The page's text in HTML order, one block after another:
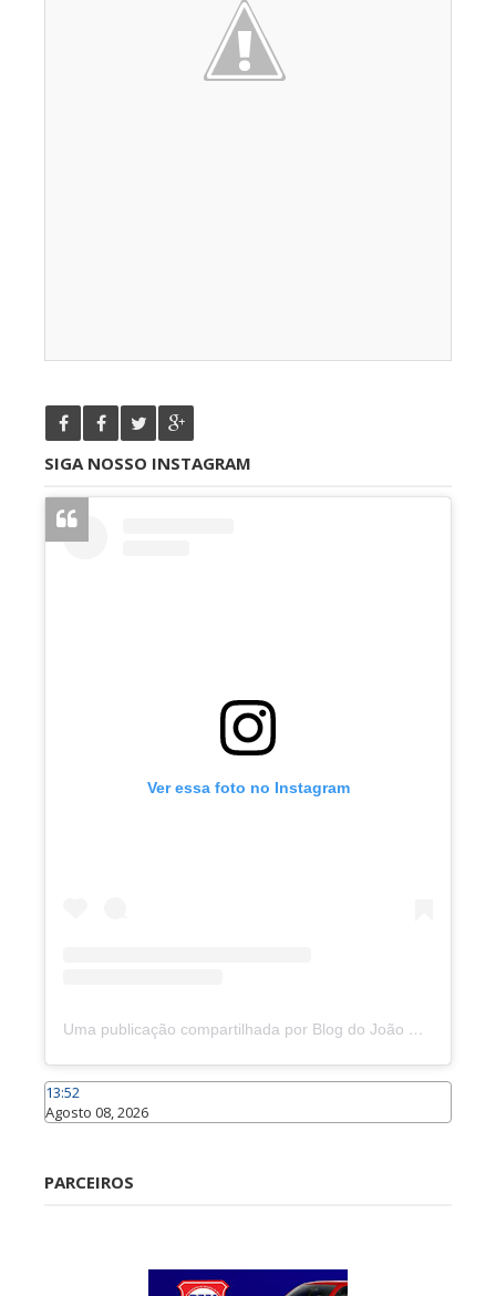
SIGA NOSSO INSTAGRAM
Ver essa foto no Instagram
Uma publicação compartilhada por Blog do João Marcolino (@joaomarcolinoneto)
13:52
Agosto 08, 2026
PARCEIROS